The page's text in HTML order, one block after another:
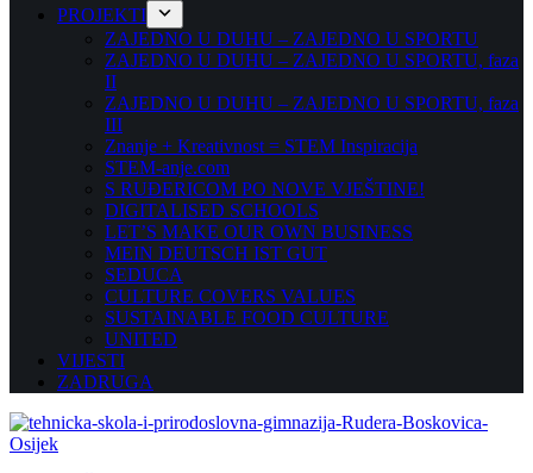
PROJEKTI
ZAJEDNO U DUHU – ZAJEDNO U SPORTU
ZAJEDNO U DUHU – ZAJEDNO U SPORTU, faza
II
ZAJEDNO U DUHU – ZAJEDNO U SPORTU, faza
III
Znanje + Kreativnost = STEM Inspiracija
STEM-anje.com
S RUĐERICOM PO NOVE VJEŠTINE!
DIGITALISED SCHOOLS
LET’S MAKE OUR OWN BUSINESS
MEIN DEUTSCH IST GUT
SEDUCA
CULTURE COVERS VALUES
SUSTAINABLE FOOD CULTURE
UNITED
VIJESTI
ZADRUGA